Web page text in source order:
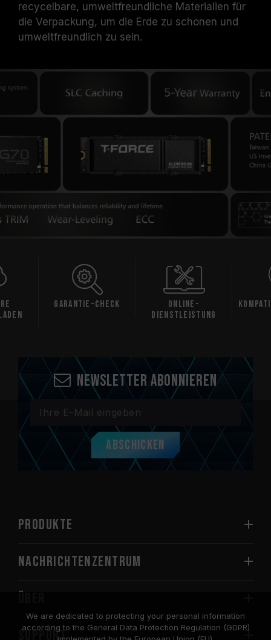
recycelbare, umweltfreundliche Materialien für
die Verpackung, um die Erde zu schonen und
umweltfreundlich zu sein.
Garantie-Check
Online-
Dienstleistung
Newsletter abonnieren
Abschicken
PRODUKTE
Nachrichtenzentrum
SUPPORT
We are dedicated to protecting your personal information
according to the General Data Protection Regulation (GDPR)